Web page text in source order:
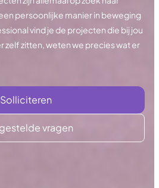
persoonlijke manier in beweging
vind je de projecten die bij jou
zelf zitten, weten we precies wat er
Solliciteren
vragen